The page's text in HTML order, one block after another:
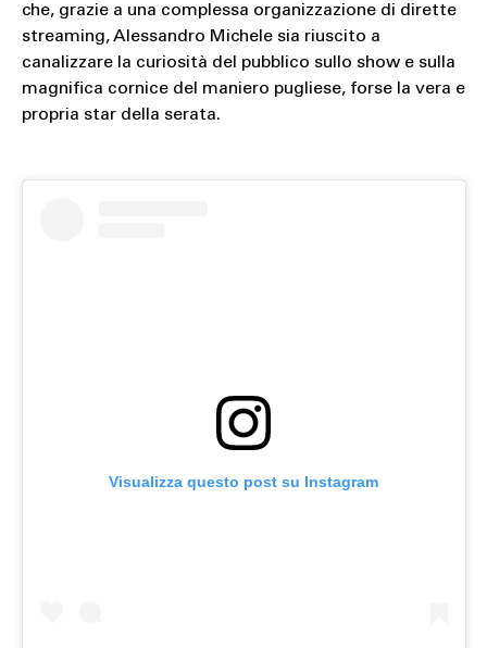
che, grazie a una complessa organizzazione di dirette
streaming, Alessandro Michele sia riuscito a
canalizzare la curiosità del pubblico sullo show e sulla
magnifica cornice del maniero pugliese, forse la vera e
propria star della serata.
Visualizza questo post su Instagram